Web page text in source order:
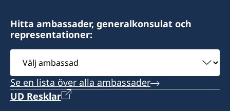
Honorärkonsul
SEO, Kyungsun
LEE, Sang-Kyun
Hitta ambassader, generalkonsulat och
representationer:
Välj
ambassad
Se en lista över alla ambassader
UD Resklar